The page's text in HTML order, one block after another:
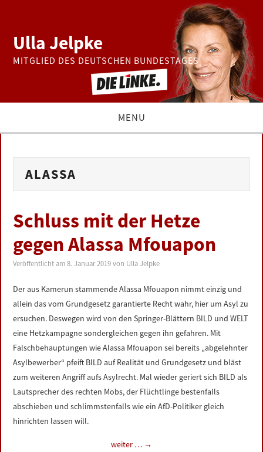
Ulla Jelpke
MITGLIED DES DEUTSCHEN BUNDESTAGES
MENU
BUNDESTAG
ZUR PERSON
DATENSCHUTZERKLÄRUNG
IMPRESSUM
ALASSA
Schluss mit der Hetze
gegen Alassa Mfouapon
Veröffentlicht am8. Januar 2019 von Ulla Jelpke
Der aus Kamerun stammende Alassa Mfouapon nimmt einzig und
allein das vom Grundgesetz garantierte Recht wahr, hier um Asyl zu
ersuchen. Deswegen wird von den Springer-Blättern BILD und WELT
eine Hetzkampagne sondergleichen gegen ihn gefahren. Mit
Falschbehauptungen wie Alassa Mfouapon sei bereits „abgelehnter
Asylbewerber“ pfeift BILD auf Realität und Grundgesetz und bläst
zum weiteren Angriff aufs Asylrecht. Mal wieder geriert sich BILD als
Lautsprecher des rechten Mobs, der Flüchtlinge bestenfalls
abschieben und schlimmstenfalls wie ein AfD-Politiker gleich
hinrichten lassen will.
weiter … →